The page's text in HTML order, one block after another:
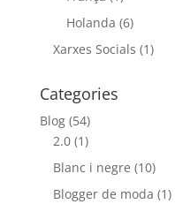
Holanda (6)
Xarxes Socials (1)
Categories
Blog(54)
2.0(1)
Blanc i negre (10)
Blogger de moda (1)